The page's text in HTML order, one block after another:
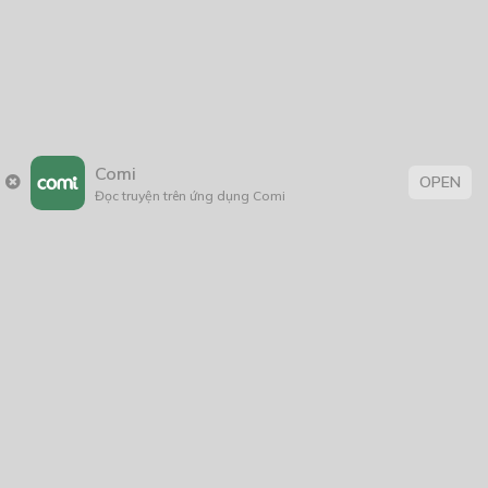
Comi
Đọc truyện trên ứng dụng Comi
OPEN